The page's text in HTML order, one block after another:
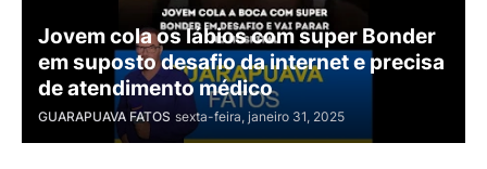
Jovem cola os lábios com super Bonder
em suposto desafio da internet e precisa
de atendimento médico
GUARAPUAVA FATOS sexta-feira, janeiro 31, 2025